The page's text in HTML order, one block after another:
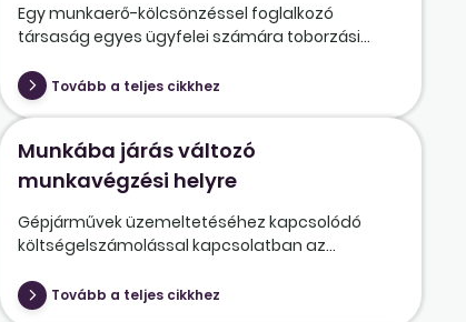
Egy munkaerő-kölcsönzéssel foglalkozó
társaság egyes ügyfelei számára toborzási...
Tovább a teljes cikkhez
Munkába járás változó
munkavégzési helyre
Gépjárművek üzemeltetéséhez kapcsolódó
költségelszámolással kapcsolatban az...
Tovább a teljes cikkhez